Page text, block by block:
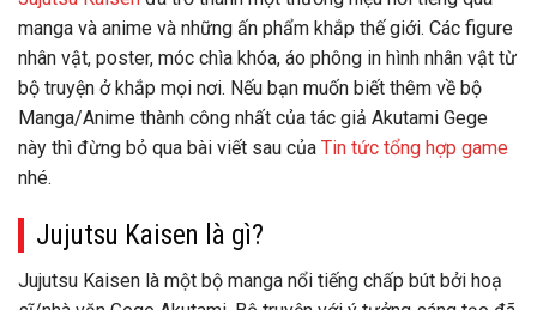
manga và anime và những ấn phẩm khắp thế giới. Các figure
nhân vật, poster, móc chìa khóa, áo phông in hình nhân vật từ
bộ truyện ở khắp mọi nơi. Nếu bạn muốn biết thêm về bộ
Manga/Anime thành công nhất của tác giả Akutami Gege
này thì đừng bỏ qua bài viết sau của Tin tức tổng hợp game
nhé.
Jujutsu Kaisen là gì?
Jujutsu Kaisen là một bộ manga nổi tiếng chấp bút bởi hoạ